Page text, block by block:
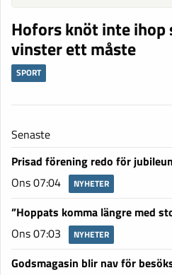
Hofors knöt inte ihop
vinster ett måste
SPORT
Senaste
Prisad förening redo för
Ons 07:04
NYHETER
”Hoppats komma längre med
Ons 07:03
NYHETER
Godsmagasin blir nav för